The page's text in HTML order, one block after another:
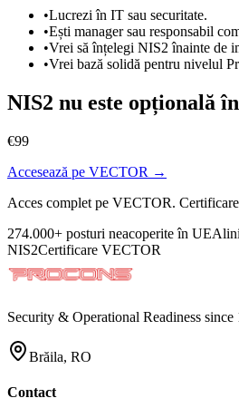
•Lucrezi în IT sau securitate.
•Ești manager sau responsabil
•Vrei să înțelegi NIS2 înainte de
•Vrei bază solidă pentru nivelul
NIS2 nu este opțională
€99
Accesează pe VECTOR →
Acces complet pe VECTOR.
274.000+ posturi neacoperite în UE
NIS2Certificare VECTOR
Security & Operational Readiness since
Brăila, RO
Contact